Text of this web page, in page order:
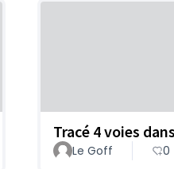
Tracé 4 voies
Le Goff 0